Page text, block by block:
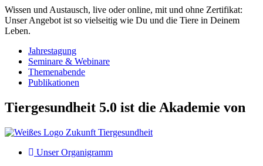
Wissen und Austausch, live oder online, mit und ohne Zertifikat:
Unser Angebot ist so vielseitig wie Du und die Tiere in Deinem
Leben.
Jahrestagung
Seminare & Webinare
Themenabende
Publikationen
Tiergesundheit 5.0 ist die Akademie von
Unser Organigramm